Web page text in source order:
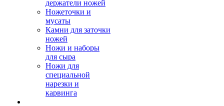
держатели ножей
Ножеточки и
мусаты
Камни для заточки
ножей
Ножи и наборы
для сыра
Ножи для
специальной
нарезки и
карвинга